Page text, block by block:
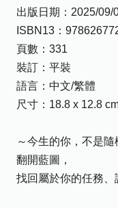
出版日期：2025/09/
ISBN13：
頁數：331
裝訂：平裝
語言：中文/繁體
尺寸：18.8 x 12.8
～今生的你，不是
翻開藍圖，
找回屬於你的任務、